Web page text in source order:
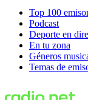
Top 100
Podcast
Deporte en
En tu zona
Géneros
Temas de